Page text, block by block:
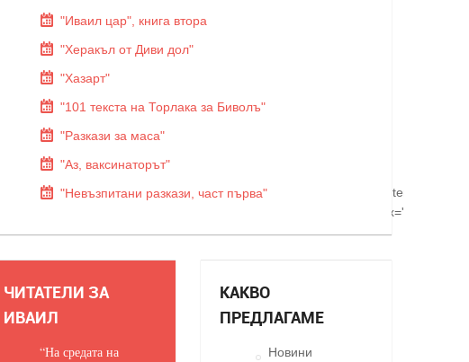
"Иваил цар", книга втора
"Херакъл от Диви дол"
"Хазарт"
"101 текста на Торлака за Биволъ"
"Разкази за маса"
"Аз, ваксинаторът"
"Невъзпитани разкази, част първа"
ЧИТАТЕЛИ ЗА
ИВАИЛ
“На средата на
КАКВО
ПРЕДЛАГАМЕ
Новини